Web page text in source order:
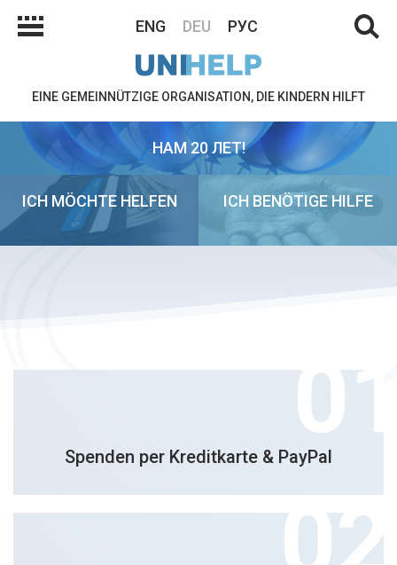
ENG DEU РУС
EINE GEMEINNÜTZIGE ORGANISATION, DIE KINDERN HILFT
НАМ 20 ЛЕТ!
ICH MÖCHTE HELFEN ICH BENÖTIGE HILFE
Spenden per Kreditkarte & PayPal